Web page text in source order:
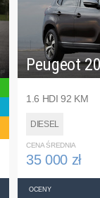
Peugeot
1.6 HDI 92 KM
DIESEL
CENA ŚREDNIA
35 000 zł
OCENY